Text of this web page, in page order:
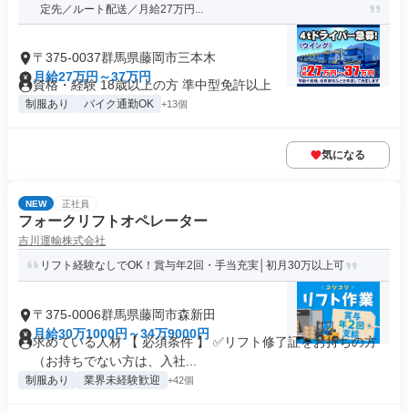
定先／ルート配送／月給27万円...
〒375-0037群馬県藤岡市三本木
月給27万円～37万円
資格・経験 18歳以上の方 準中型免許以上
制服あり バイク通勤OK +13個
気になる
NEW 正社員
フォークリフトオペレーター
吉川運輸株式会社
リフト経験なしでOK！賞与年2回・手当充実│初月30万以上可
〒375-0006群馬県藤岡市森新田
月給30万1000円～34万9000円
求めている人材 【 必須条件 】 ✅リフト修了証をお持ちの方
（お持ちでない方は、入社...
制服あり 業界未経験歓迎 +42個